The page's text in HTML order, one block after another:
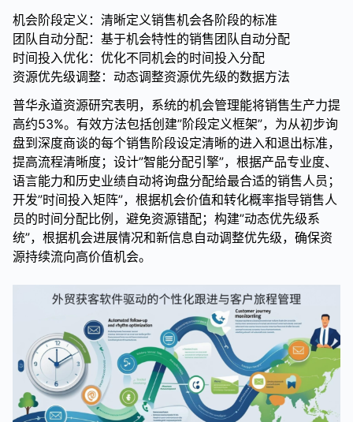
机会阶段定义：清晰定义销售机会各阶段的标准
团队自动分配：基于机会特性的销售团队自动分配
时间投入优化：优化不同机会的时间投入分配
资源优先级调整：动态调整资源优先级的数据方法
普华永道资源研究表明，系统的机会管理能将销售生产力提
高约53%。有效方法包括创建”阶段定义框架”，为从初步询
盘到深度商谈的每个销售阶段设定清晰的进入和退出标准，
提高流程清晰度；设计”智能分配引擎”，根据产品专业度、
语言能力和历史业绩自动将询盘分配给最合适的销售人员；
开发”时间投入矩阵”，根据机会价值和转化概率指导销售人
员的时间分配比例，避免资源错配；构建”动态优先级系
统”，根据机会进展情况和新信息自动调整优先级，确保资
源持续流向高价值机会。